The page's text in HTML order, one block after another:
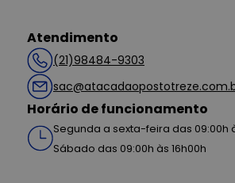
Atendimento
(21)98484-9303
Horário de funcionamento
Segunda a sexta-feira das 09:00h
Sábado das 09:00h às 16h00h